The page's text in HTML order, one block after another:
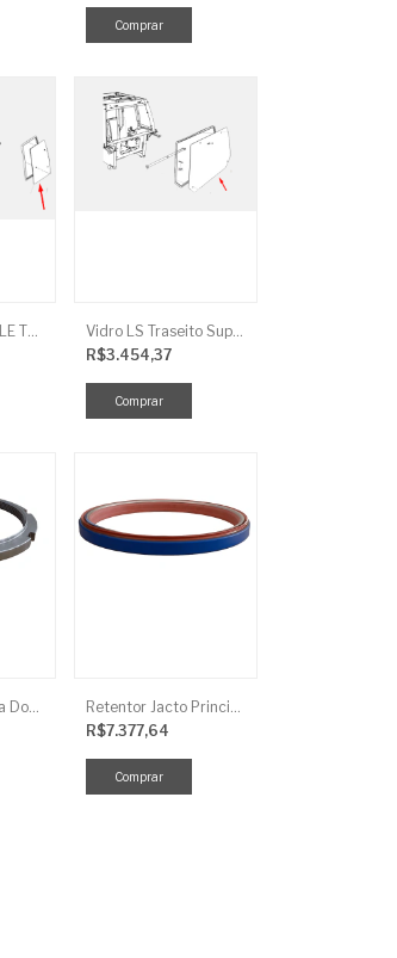
Vidro LS Lateral LE TRG863
Vidro LS Traseito Superior TR
R$3.454,37
Porca Jacto Trava Dos Rolamentos
Retentor Jacto Principal
R$7.377,64